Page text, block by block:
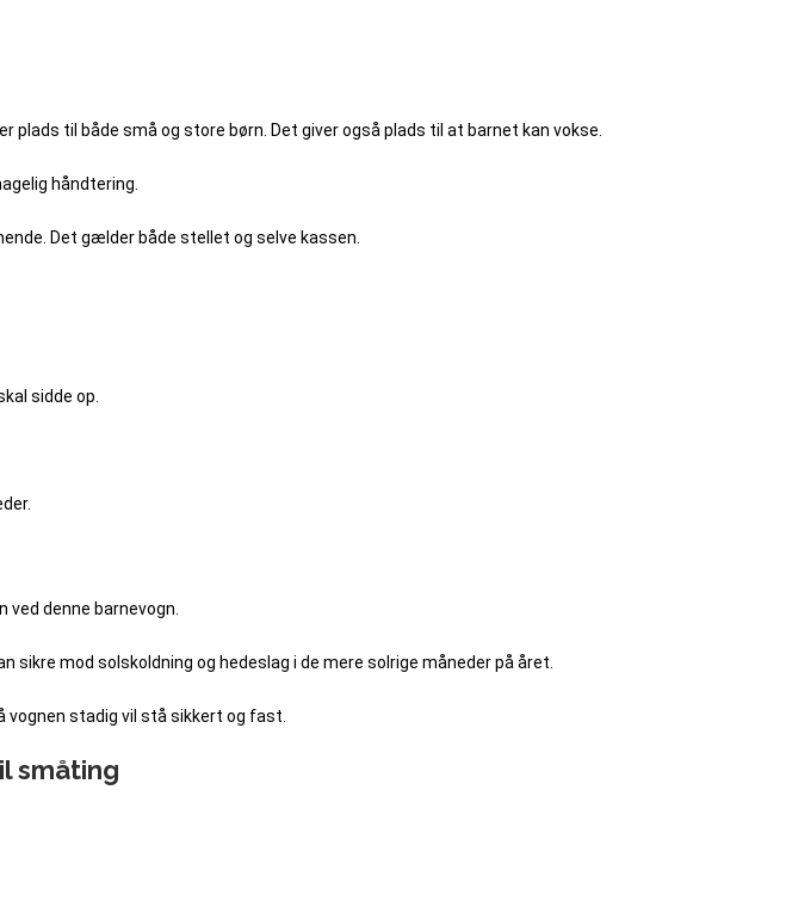
plads til både små og store børn. Det giver også plads til at barnet kan vokse.
håndtering.
Det gælder både stellet og selve kassen.
sidde op.
denne barnevogn.
mod solskoldning og hedeslag i de mere solrige måneder på året.
vognen stadig vil stå sikkert og fast.
småting